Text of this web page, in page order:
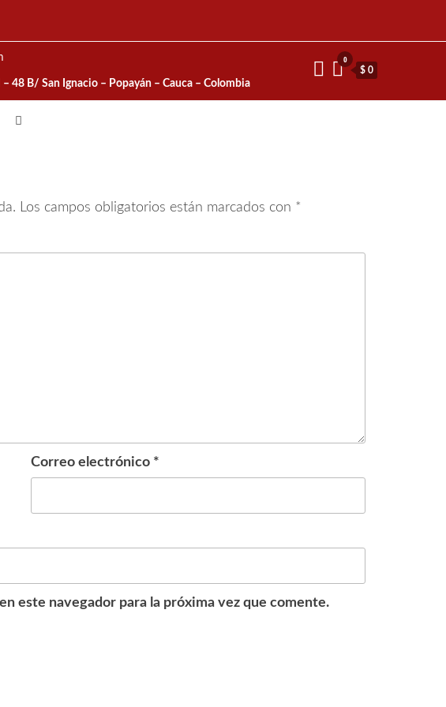
48 B/ San Ignacio – Popayán – Cauca – Colombia
0
$ 0
Los campos obligatorios están marcados con *
Correo electrónico *
este navegador para la próxima vez que comente.